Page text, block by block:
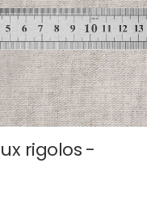
rigolos -